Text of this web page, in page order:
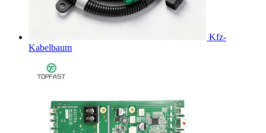
Kfz-
Kabelbaum